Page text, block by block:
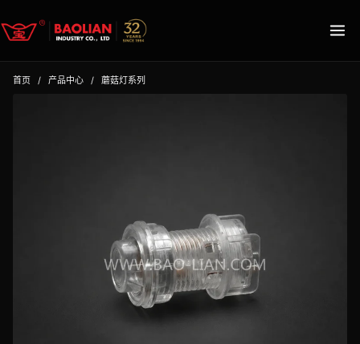
首页 / 产品中心 / 蘑菇灯系列